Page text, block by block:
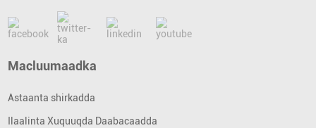
Macluumaadka
Astaanta shirkadda
Ilaalinta Xuquuqda Daabacaadda